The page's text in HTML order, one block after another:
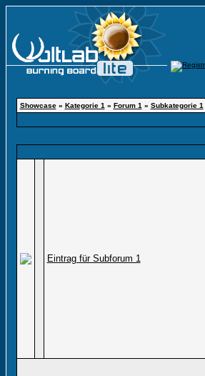
Showcase» Kategorie 1 » Forum 1 » Subkategorie 1
Eintrag für Subforum 1